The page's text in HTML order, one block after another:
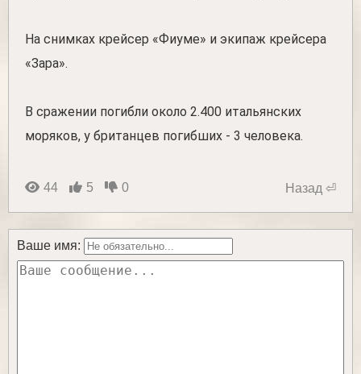
На снимках крейсер «Фиуме» и экипаж крейсера
«Зара».
В сражении погибли около 2.400 итальянских
моряков, у британцев погибших - 3 человека.
44 5 0 Назад ⏎
Ваше имя: